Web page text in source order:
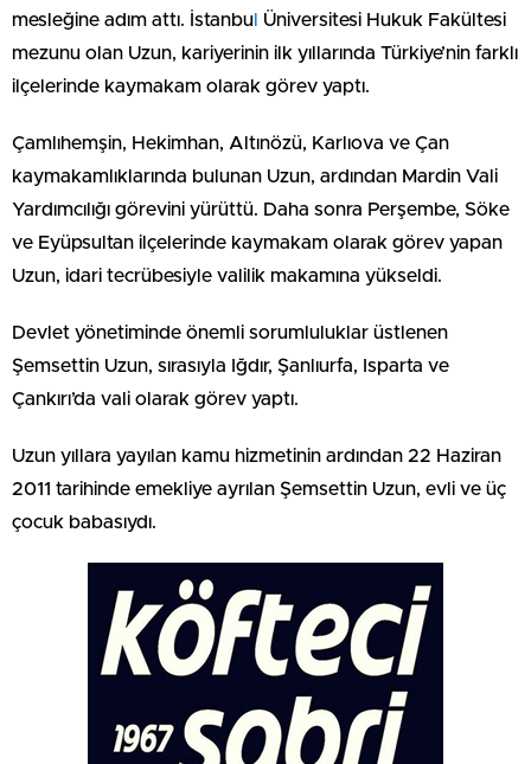
mesleğine adım attı. İstanbu
Üniversitesi Hukuk Fakültesi
mezunu olan Uzun, kariyerinin ilk yıllarında Türkiye’nin farklı
ilçelerinde kaymakam olarak görev yaptı.
Çamlıhemşin, Hekimhan, Altınözü, Karlıova ve Çan
kaymakamlıklarında bulunan Uzun, ardından Mardin Vali
Yardımcılığı görevini yürüttü. Daha sonra Perşembe, Söke
ve Eyüpsultan ilçelerinde kaymakam olarak görev yapan
Uzun, idari tecrübesiyle valilik makamına yükseldi.
Devlet yönetiminde önemli sorumluluklar üstlenen
Şemsettin Uzun, sırasıyla Iğdır, Şanlıurfa, Isparta ve
Çankırı’da vali olarak görev yaptı.
Uzun yıllara yayılan kamu hizmetinin ardından 22 Haziran
2011 tarihinde emekliye ayrılan Şemsettin Uzun, evli ve üç
çocuk babasıydı.